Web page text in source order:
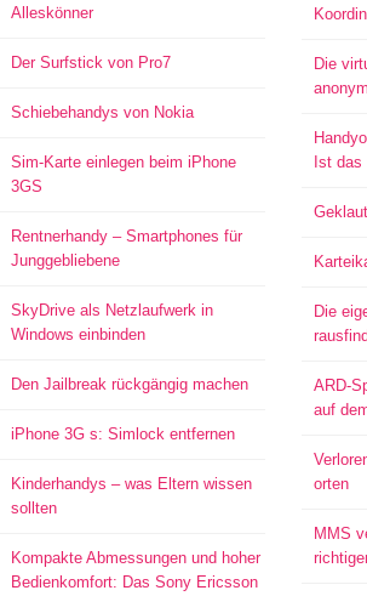
Alleskönner
Der Surfstick von Pro7
Schiebehandys von Nokia
Sim-Karte einlegen beim iPhone
3GS
Rentnerhandy – Smartphones für
Junggebliebene
SkyDrive als Netzlaufwerk in
Windows einbinden
Den Jailbreak rückgängig machen
iPhone 3G s: Simlock entfernen
Kinderhandys – was Eltern wissen
sollten
Kompakte Abmessungen und hoher
Bedienkomfort: Das Sony Ericsson
Die
Ist
Die
ARD-
auf
orten
MMS